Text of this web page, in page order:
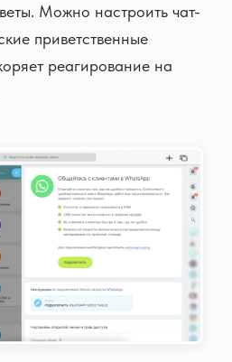
Можно настроить чат-
приветственные
реагирование на